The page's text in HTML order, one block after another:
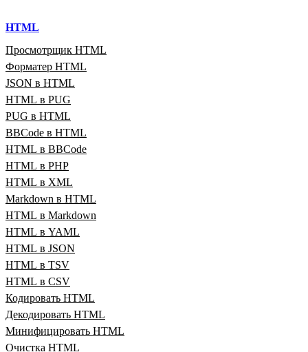
HTML
Просмотрщик HTML
Форматер HTML
JSON в HTML
HTML в PUG
PUG в HTML
BBCode в HTML
HTML в BBCode
HTML в PHP
HTML в XML
Markdown в HTML
HTML в Markdown
HTML в YAML
HTML в JSON
HTML в TSV
HTML в CSV
Кодировать HTML
Декодировать HTML
Минифицировать HTML
Очистка HTML